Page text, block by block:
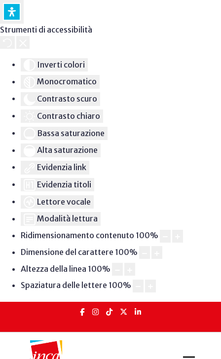
Strumenti di accessibilità
Inverti colori
Monocromatico
Contrasto scuro
Contrasto chiaro
Bassa saturazione
Alta saturazione
Evidenzia link
Evidenzia titoli
Lettore vocale
Modalità lettura
Ridimensionamento contenuto 100%
Dimensione del carattere 100%
Altezza della linea 100%
Spaziatura delle lettere 100%